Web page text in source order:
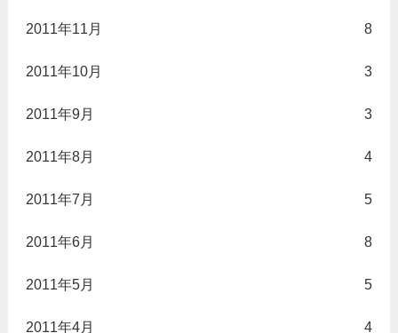
2011年11月 8
2011年10月 3
2011年9月 3
2011年8月 4
2011年7月 5
2011年6月 8
2011年5月 5
2011年4月 4